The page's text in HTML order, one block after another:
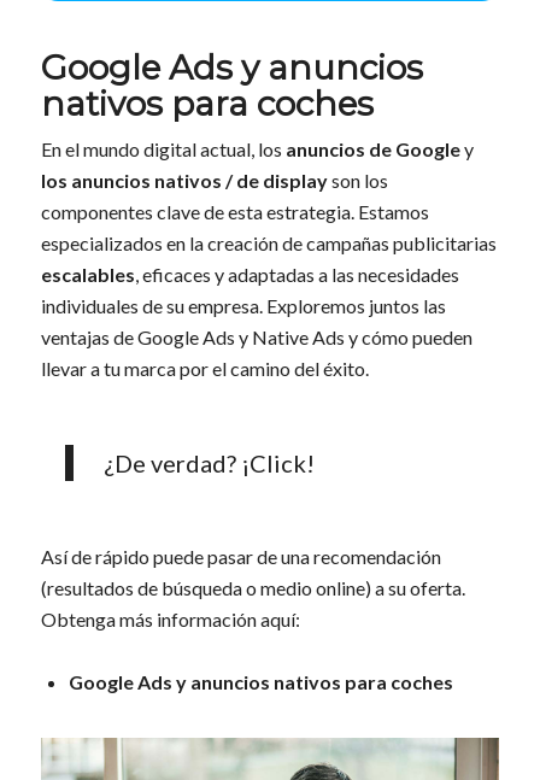
Google Ads y anuncios
nativos para coches
En el mundo digital actual, los anuncios de Googley
los anuncios nativos / de displayson los
componentes clave de esta estrategia. Estamos
especializados en la creación de campañas publicitarias
escalables, eficaces y adaptadas a las necesidades
individuales de su empresa. Exploremos juntos las
ventajas de Google Ads y Native Ads y cómo pueden
llevar a tu marca por el camino del éxito.
¿De verdad? ¡Click!
Así de rápido puede pasar de una recomendación
(resultados de búsqueda o medio online) a su oferta.
Obtenga más información aquí:
Google Ads y anuncios nativos para coches